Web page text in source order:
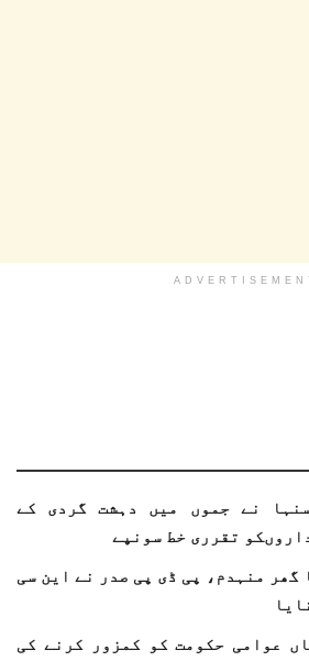
نے جموں میں دہشت گردی کے
تقرری خط سونپے
گھر منہدم، پی ڈی پی صدر نے این سی
عوامی حکومت کو کمزور کرنے کی